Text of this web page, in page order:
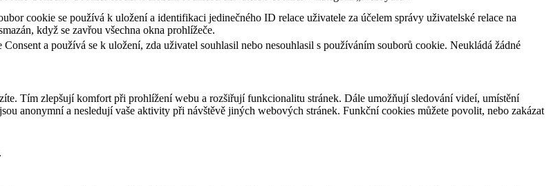
cookie se používá k uložení a identifikaci jedinečného ID relace uživatele za účelem správy uživatelské relace na
když se zavřou všechna okna prohlížeče.
a používá se k uložení, zda uživatel souhlasil nebo nesouhlasil s používáním souborů cookie. Neukládá žádné
Tím zlepšují komfort při prohlížení webu a rozšiřují funkcionalitu stránek. Dále umožňují sledování videí, umístění
anonymní a nesledují vaše aktivity při návštěvě jiných webových stránek. Funkční cookies můžete povolit, nebo zakázat